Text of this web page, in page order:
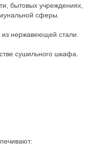
бытовых учреждениях,
сферы.
нержавеющей стали.
сушильного шкафа.